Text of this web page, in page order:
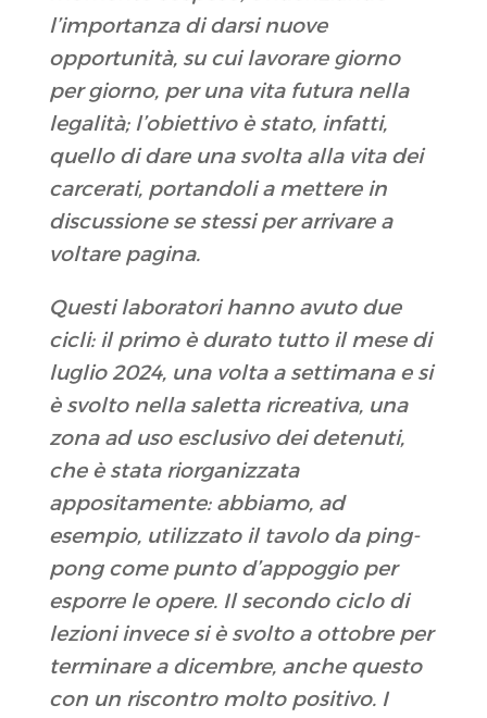
l’importanza di darsi nuove
opportunità, su cui lavorare giorno
per giorno, per una vita futura nella
legalità; l’obiettivo è stato, infatti,
quello di dare una svolta alla vita dei
carcerati, portandoli a mettere in
discussione se stessi per arrivare a
voltare pagina.
Questi laboratori hanno avuto due
cicli: il primo è durato tutto il mese di
luglio 2024, una volta a settimana e si
è svolto nella saletta ricreativa, una
zona ad uso esclusivo dei detenuti,
che è stata riorganizzata
appositamente: abbiamo, ad
esempio, utilizzato il tavolo da ping-
pong come punto d’appoggio per
esporre le opere. Il secondo ciclo di
lezioni invece si è svolto a ottobre per
terminare a dicembre, anche questo
con un riscontro molto positivo. I